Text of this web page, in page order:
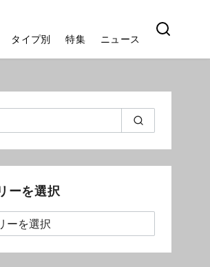
タイプ別 特集 ニュース
ーを選択